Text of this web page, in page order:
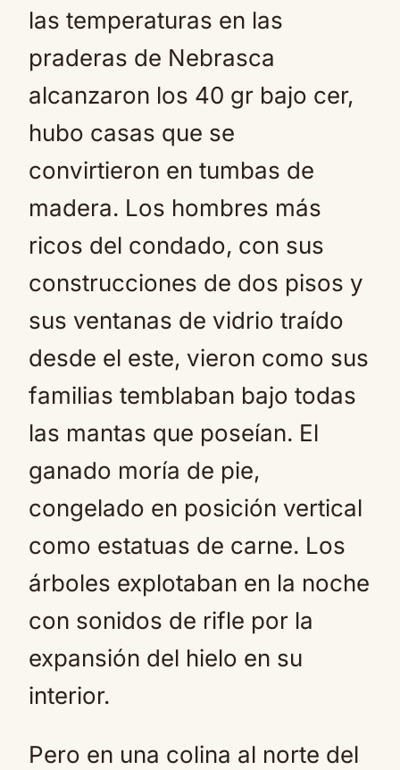
las temperaturas en las
praderas de Nebrasca
alcanzaron los 40 gr bajo cer,
hubo casas que se
convirtieron en tumbas de
madera. Los hombres más
ricos del condado, con sus
construcciones de dos pisos y
sus ventanas de vidrio traído
desde el este, vieron como sus
familias temblaban bajo todas
las mantas que poseían. El
ganado moría de pie,
congelado en posición vertical
como estatuas de carne. Los
árboles explotaban en la noche
con sonidos de rifle por la
expansión del hielo en su
interior.
Pero en una colina al norte del